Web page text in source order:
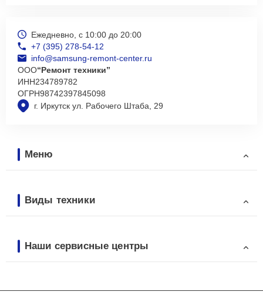
г. Иркутск ул. Рабочего Штаба, 29
Ежедневно, с 10:00 до 20:00
+7 (395) 278-54-12
info@samsung-remont-center.ru
ООО“Ремонт техники”
ИНН234789782
ОГРН98742397845098
Меню
Виды техники
Наши сервисные центры